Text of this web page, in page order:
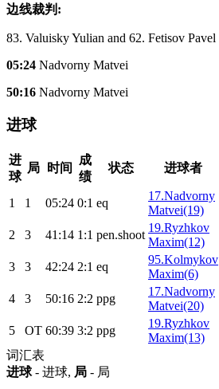
边线裁判:
83. Valuisky Yulian and 62. Fetisov Pavel
05:24 Nadvorny Matvei
50:16 Nadvorny Matvei
进球
进
球
局 时间
成
绩
状态 进球者
1 1 05:24 0:1 eq
17.Nadvorny
Matvei(19)
2
3 41:14 1:1 pen.shoot
19.Ryzhkov
Maxim(12)
3
3 42:24 2:1 eq
95.Kolmykov
Maxim(6)
4
3 50:16 2:2 ppg
17.Nadvorny
Matvei(20)
5
ОТ 60:39 3:2 ppg
19.Ryzhkov
Maxim(13)
词汇表
进球- 进球, 局 - 局